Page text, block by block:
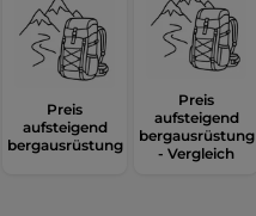
Preis
aufsteigend
bergausrüstung
Preis
aufsteigend
bergausrüstung
- Vergleich